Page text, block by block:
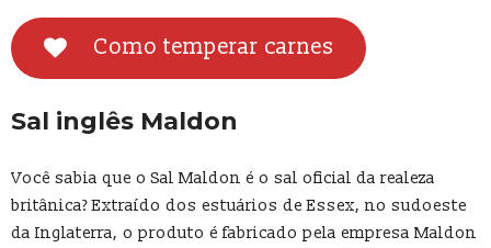
Como temperar carnes
Sal inglês Maldon
Você sabia que o Sal Maldon é o sal oficial da realeza
britânica? Extraído dos estuários de Essex, no sudoeste
da Inglaterra, o produto é fabricado pela empresa Maldon